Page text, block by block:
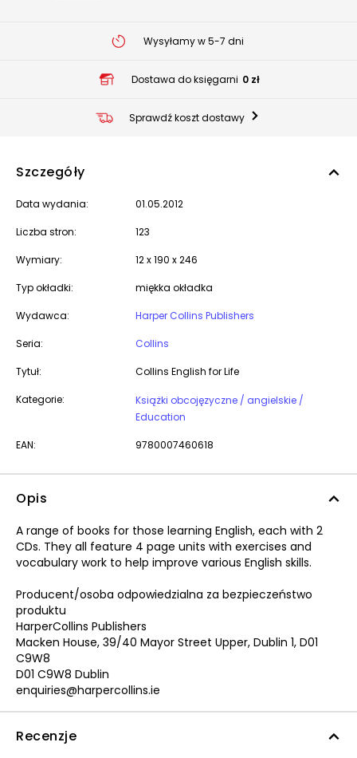
Wysyłamy w 5-7 dni
Dostawa do księgarni 0 zł
Sprawdź koszt dostawy
Szczegóły
Data wydania: 01.05.2012
Liczba stron: 123
Wymiary: 12 x 190 x 246
Typ okładki: miękka okładka
Wydawca: Harper Collins Publishers
Seria: Collins
Tytuł: Collins English for Life
Kategorie:
Książki obcojęzyczne / angielskie /
Education
EAN: 9780007460618
Opis
A range of books for those learning English, each with 2
CDs. They all feature 4 page units with exercises and
vocabulary work to help improve various English skills.
Producent/osoba odpowiedzialna za bezpieczeństwo
produktu
HarperCollins Publishers
Macken House, 39/40 Mayor Street Upper, Dublin 1, D01
C9W8
D01 C9W8 Dublin
enquiries@harpercollins.ie
Recenzje